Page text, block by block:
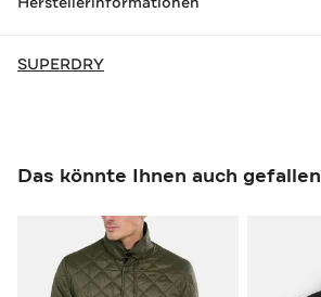
SUPERDRY
Das könnte Ihnen auch gefallen